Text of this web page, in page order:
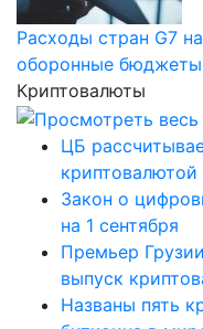
Расходы стран G7
оборонные бюджеты
Криптовалюты
ЦБ
криптовалютой
Закон о
на 1 сентября
Премьер
выпуск
Названы пять